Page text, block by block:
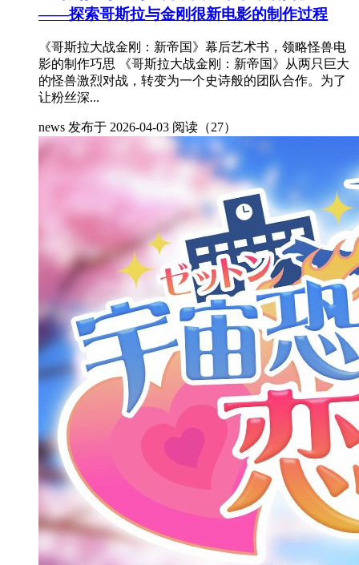
——探索哥斯拉与金刚很新电影的制作过程
《哥斯拉大战金刚：新帝国》幕后艺术书，领略怪兽电
影的制作巧思 《哥斯拉大战金刚：新帝国》从两只巨大
的怪兽激烈对战，转变为一个史诗般的团队合作。为了
让粉丝深...
news 发布于 2026-04-03 阅读（27）